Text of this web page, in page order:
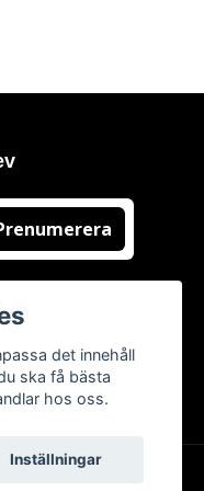
det innehåll
ska få bästa
hos oss.
Inställningar